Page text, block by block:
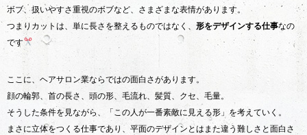
ボブ、扱いやすさ重視のボブなど、さまざまな表情があります。
つまりカットは、単に長さを整えるものではなく、 形をデザインする仕事なの
です
ここに、ヘアサロン業ならではの面白さがあります。
顔の輪郭、首の長さ、頭の形、毛流れ、髪質、クセ、毛量。
そうした条件を見ながら、「この人が一番素敵に見える形」を考えていく。
まさに立体をつくる仕事であり、平面のデザインとはまた違う難しさと面白さ